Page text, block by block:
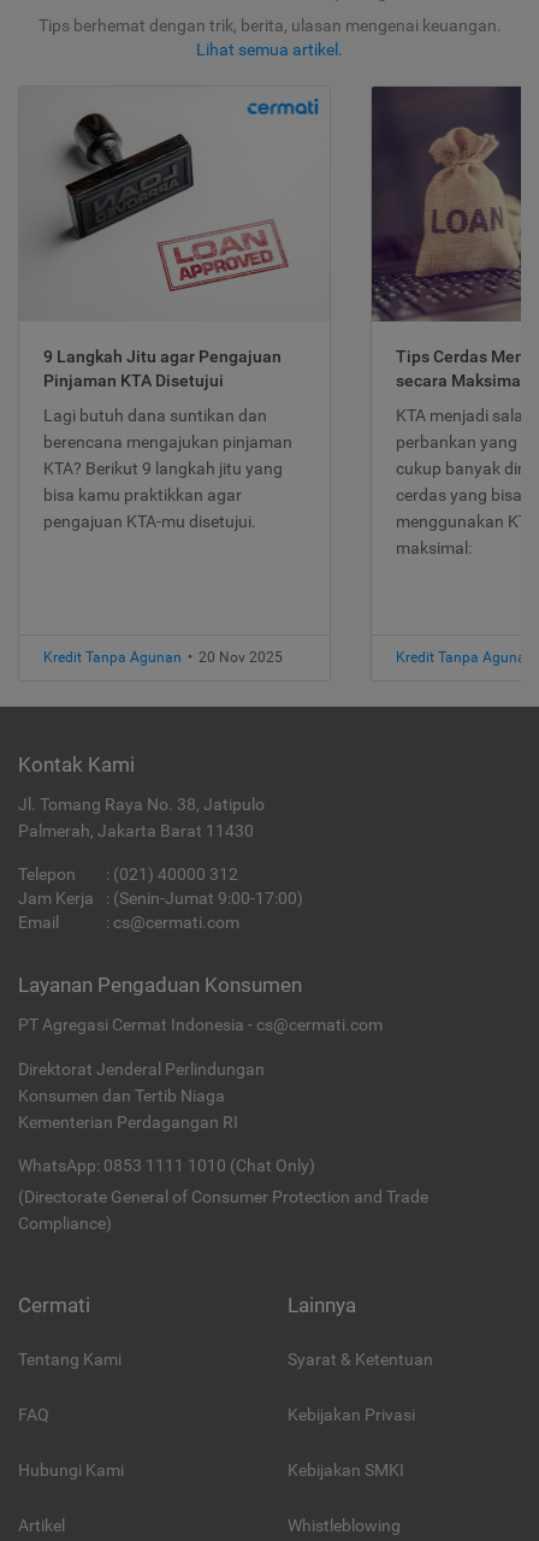
Tips berhemat dengan trik, berita, ulasan mengenai keuangan.
Lihat semua artikel .
9 Langkah Jitu agar Pengajuan
Pinjaman KTA Disetujui
Lagi butuh dana suntikan dan
berencana mengajukan pinjaman
KTA? Berikut 9 langkah jitu yang
bisa kamu praktikkan agar
pengajuan KTA-mu disetujui.
Kredit Tanpa Agunan • 20 Nov 2025
Tips Cerdas
secara Maksimal
KTA menjadi
perbankan yang
cukup banyak
cerdas yang bisa
menggunakan
maksimal:
Kredit Tanpa Agunan
Kontak Kami
Jl. Tomang Raya No. 38, Jatipulo
Palmerah, Jakarta Barat 11430
Telepon : (021) 40000 312
Jam Kerja
: (Senin-Jumat 9:00-17:00)
Email
: cs@cermati.com
Layanan Pengaduan Konsumen
PT Agregasi Cermat Indonesia - cs@cermati.com
Direktorat Jenderal Perlindungan
Konsumen dan Tertib Niaga
Kementerian Perdagangan RI
WhatsApp: 0853 1111 1010 (Chat Only)
(Directorate General of Consumer Protection and Trade
Compliance)
Cermati
Tentang Kami
FAQ
Hubungi Kami
Artikel
Lainnya
Syarat & Ketentuan
Kebijakan Privasi
Kebijakan SMKI
Whistleblowing